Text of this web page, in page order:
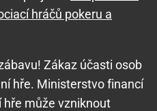
hráčů pokeru a
Zákaz účasti osob
hře. Ministerstvo financí
hře může vzniknout